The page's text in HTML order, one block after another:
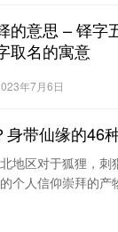
的意思 – 铎字
取名的寓意
年7月6日
带仙缘的46
地区对于狐狸，刺
个人信仰崇拜的产